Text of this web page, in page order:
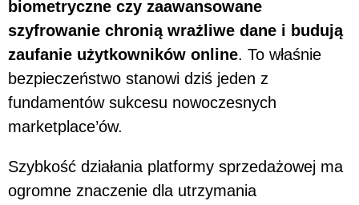
biometryczne czy zaawansowane
szyfrowanie chronią wrażliwe dane i budują
zaufanie użytkowników online. To właśnie
bezpieczeństwo stanowi dziś jeden z
fundamentów sukcesu nowoczesnych
marketplace’ów.
Szybkość działania platformy sprzedażowej ma
ogromne znaczenie dla utrzymania